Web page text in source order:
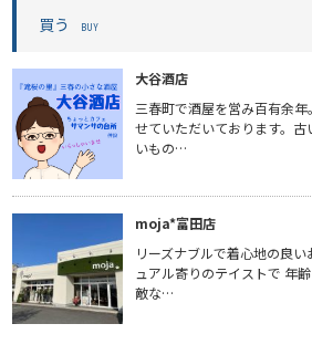
買う BUY
大谷酒店
三春町で酒屋を営み百有余
せていただいております。
いもの…
moja*富田店
リーズナブルで着心地の良
ュアル寄りのテイストで 年
敵な…